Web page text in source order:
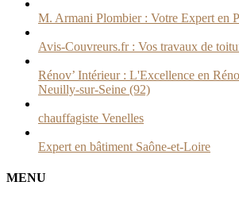
M. Armani Plombier : Votre Expert en
Avis-Couvreurs.fr : Vos travaux de
Rénov’ Intérieur : L'Excellence en
Neuilly-sur-Seine (92)
chauffagiste Venelles
Expert en bâtiment Saône-et-Loire
MENU